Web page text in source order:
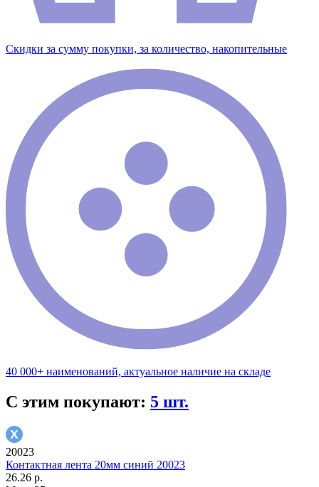
Скидки за сумму покупки, за количество, накопительные
40 000+ наименований, актуальное наличие на складе
С этим покупают: 5 шт.
20023
Контактная лента 20мм синий 20023
26.26 р.